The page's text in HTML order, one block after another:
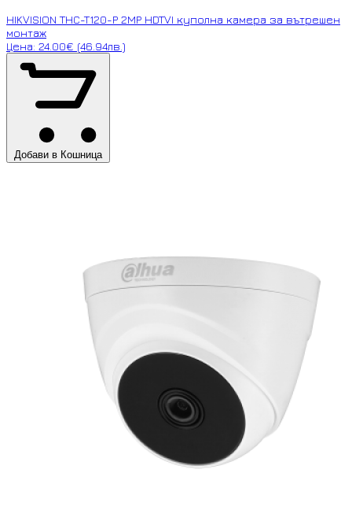
HIKVISION THC-T120-P 2MP HDTVI куполна камера за вътрешен
монтаж
Цена: 24.00€ (46.94лв.)
Добави в Кошница